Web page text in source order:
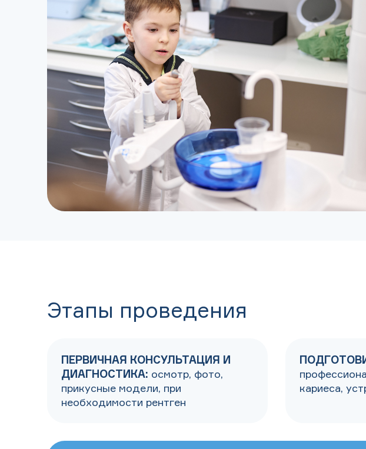
Этапы проведения
ПЕРВИЧНАЯ КОНСУЛЬТАЦИЯ И
ДИАГНОСТИКА: осмотр, фото,
прикусные модели, при
необходимости рентген
кариеса,